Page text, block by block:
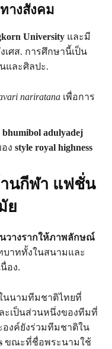
างสังคม
University และมี
ศส. การศึกษานี้เป็น
และศิลปะ.
nariratana เพื่อการ
bhumibol adulyadej
ง style royal highness
นกีฬา แฟชั่น
ย
วางรากให้ภาพลักษณ์
บาททั้งในสนามและ
อง.
นามทีมชาติไทยที่
เป็นส่วนหนึ่งของทีมที่
งค์ยังร่วมทีมชาติใน
ขณะที่ชื่อพระนามใช้